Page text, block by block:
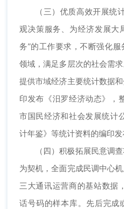
（三）优质高效开展统
观决策服务、为经济发展大
务”的工作要求，不断强化
领域，满足多层次的社会需
提供市域经济主要统计数据
印发布《汨罗经济动态》，
市国民经济和社会发展统计
计年鉴》等统计资料的编印发
（四）积极拓展民意调
为契机，全面完成民调中心
三大通讯运营商的基站数据
话号码的样本库。先后完成